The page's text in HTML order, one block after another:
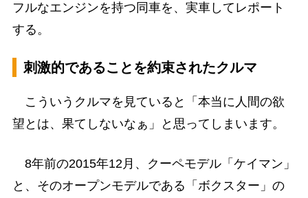
フルなエンジンを持つ同車を、実車してレポート
する。
刺激的であることを約束されたクルマ
こういうクルマを見ていると「本当に人間の欲
望とは、果てしないなぁ」と思ってしまいます。
8年前の2015年12月、クーペモデル「ケイマン」
と、そのオープンモデルである「ボクスター」の